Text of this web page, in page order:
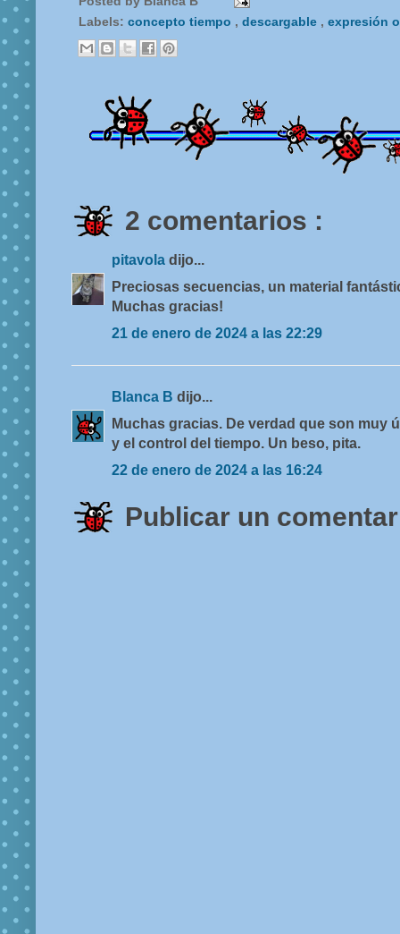
Labels: concepto tiempo , descargable , expresión
2 comentarios :
pitavola dijo...
Preciosas secuencias, un material
Muchas gracias!
21 de enero de 2024 a las 22:29
Blanca B dijo...
Muchas gracias. De verdad que son muy
y el control del tiempo. Un beso, pita.
22 de enero de 2024 a las 16:24
Publicar un